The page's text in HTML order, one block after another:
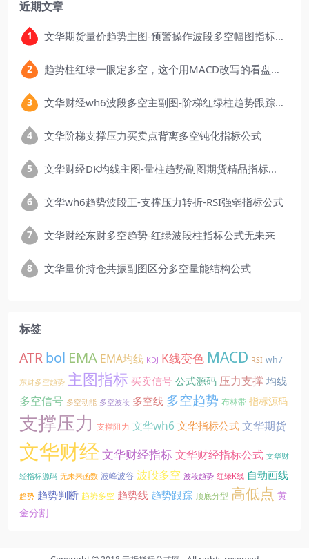
近期文章
文华期货量价趋势主图-预警操作波段多空幅图指标公式
趋势柱红绿一眼定多空，这个用MACD改写的看盘指标，把顶底信号可视化后简单多了
文华财经wh6波段多空主副图-阶梯红绿柱趋势跟踪指标公式
文华阶梯支撑压力买卖点背离多空钝化指标公式
文华财经DK均线主图-量柱趋势副图期货精品指标公式
文华wh6趋势波段王-支撑压力转折-RSI强弱指标公式
文华财经东财多空趋势-红绿波段柱指标公式无未来
文华量价持仓共振副图区分多空量能结构公式
标签
ATRbol EMA EMA均线 KDJ K线变色 MACD RSI wh7
东财多空趋势 主图指标 买卖信号公式源码 压力支撑 均线
多空信号 多空动能 多空波段 多空线 多空趋势 布林带 指标源码
支撑压力 支撑阻力 文华wh6 文华指标公式文华期货
文华财经文华财经指标文华财经指标公式 文华财
经指标源码 无未来函数 波峰波谷 波段多空 波段趋势 红绿K线 自动画线
趋势 趋势判断 趋势多空 趋势线 趋势跟踪 顶底分型 高低点 黄
金分割